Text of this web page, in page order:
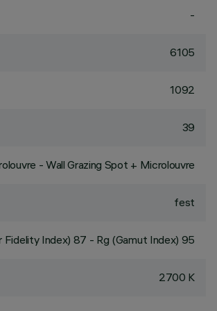
-
6105
1092
39
- Wall Grazing Spot + Microlouvre
fest
Fidelity Index) 87 - Rg (Gamut Index) 95
2700 K